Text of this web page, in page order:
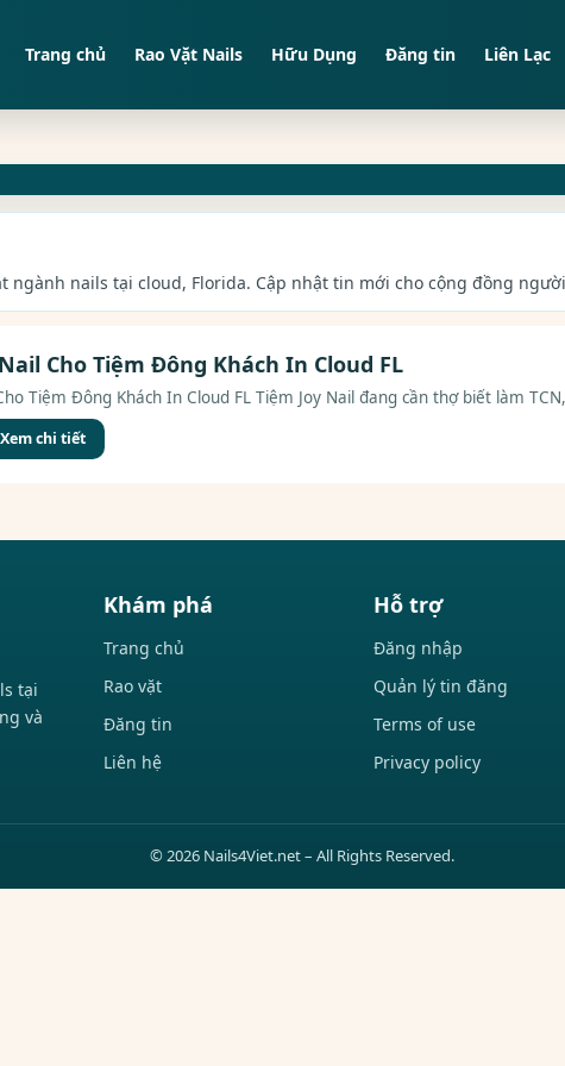
Trang chủ Rao Vặt Nails Hữu Dụng Đăng tin Liên Lạc
nails tại cloud, Florida. Cập nhật tin mới cho cộng đồng
Cho Tiệm Đông Khách In Cloud FL
Tiệm Đông Khách In Cloud FL Tiệm Joy Nail đang cần thợ biết làm
Xem chi tiết
tại
và
Khám phá
Trang chủ
Rao vặt
Đăng tin
Liên hệ
Hỗ trợ
Đăng nhập
Quản lý tin đăng
Terms of use
Privacy policy
© 2026 Nails4Viet.net – All Rights Reserved.